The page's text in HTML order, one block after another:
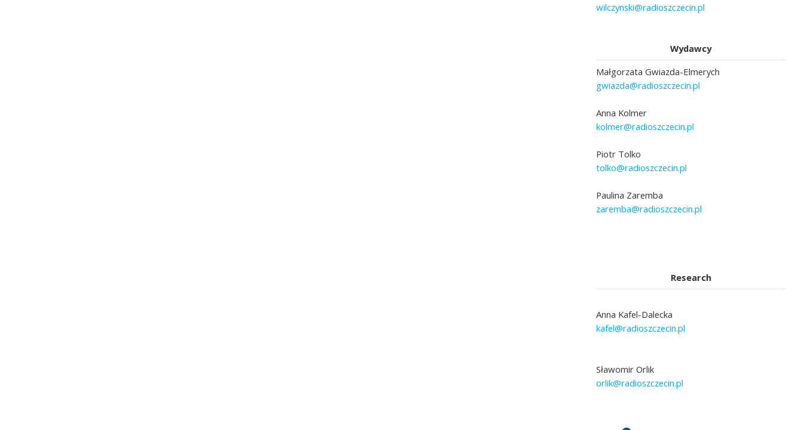
wilczynski@radioszczecin.pl
Wydawcy
Małgorzata Gwiazda-Elmerych
gwiazda@radioszczecin.pl
Anna Kolmer
kolmer@radioszczecin.pl
Piotr Tolko
tolko@radioszczecin.pl
Paulina Zaremba
zaremba@radioszczecin.pl
Research
Anna Kafel-Dalecka
kafel@radioszczecin.pl
Sławomir Orlik
orlik@radioszczecin.pl